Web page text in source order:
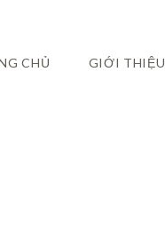
CHỦ GIỚI THIỆU